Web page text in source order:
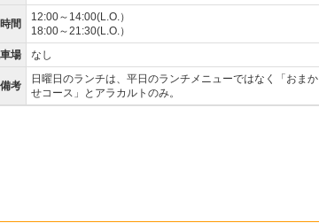
間
12:00～14:00(L.O.）
18:00～21:30(L.O.）
場 なし
備考
日曜日のランチは、平日のランチメニューではなく「おまか
せコース」とアラカルトのみ。